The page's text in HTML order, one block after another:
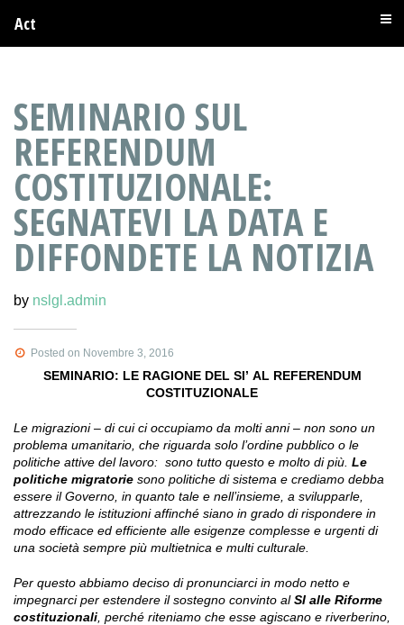
Act
SEMINARIO SUL
REFERENDUM
COSTITUZIONALE:
SEGNATEVI LA DATA E
DIFFONDETE LA NOTIZIA
by nslgl.admin
Posted on Novembre 3, 2016
SEMINARIO: LE RAGIONE DEL SI’ AL REFERENDUM
COSTITUZIONALE
Le migrazioni – di cui ci occupiamo da molti anni – non sono un
problema umanitario, che riguarda solo l’ordine pubblico o le
politiche attive del lavoro: sono tutto questo e molto di più. Le
politiche migratorie sono politiche di sistema e crediamo debba
essere il Governo, in quanto tale e nell’insieme, a svilupparle,
attrezzando le istituzioni affinché siano in grado di rispondere in
modo efficace ed efficiente alle esigenze complesse e urgenti di
una società sempre più multietnica e multi culturale.
Per questo abbiamo deciso di pronunciarci in modo netto e
impegnarci per estendere il sostegno convinto alSI alle Riforme
costituzionali , perché riteniamo che esse agiscano e riverberino,